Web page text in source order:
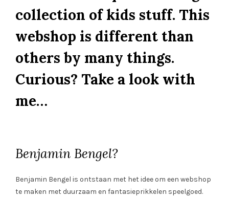
collection of kids stuff. This
webshop is different than
others by many things.
Curious? Take a look with
me…
Benjamin Bengel?
Benjamin Bengel is ontstaan met het idee om een webshop
te maken met duurzaam en fantasieprikkelen speelgoed.